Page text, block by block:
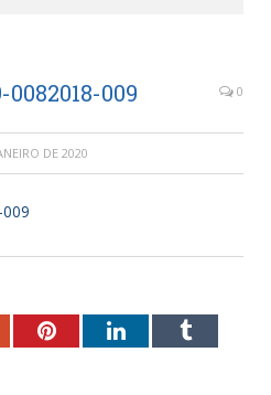
009 0
DE 2020
PinterestLinkedInTumblr